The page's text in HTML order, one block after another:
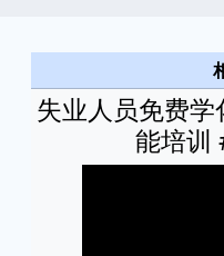
失业人员免费
能培训